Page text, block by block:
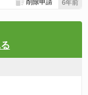
6年前
削除申請